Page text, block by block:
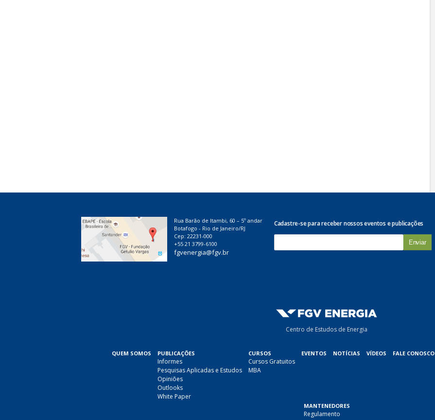
Rua Barão de Itambi, 60 – 5º andar
Botafogo - Rio de Janeiro/RJ
Cep: 22231-000
+55 21 3799-6100
fgvenergia@fgv.br
Cadastre-se para receber nossos eventos e publicações
-
Centro de Estudos de Energia
QUEM SOMOS PUBLICAÇÕES
Informes
Pesquisas Aplicadas e Estudos
Opiniões
Outlooks
White Paper
CURSOS
Cursos Gratuitos
MBA
EVENTOS NOTÍCIAS VÍDEOS FALE CONOSCO
MANTENEDORES
Regulamento